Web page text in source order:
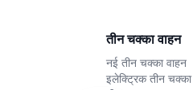
तीन चक्का वाहन
नई तीन चक्का वाहन
इलेक्ट्रिक तीन चक्का